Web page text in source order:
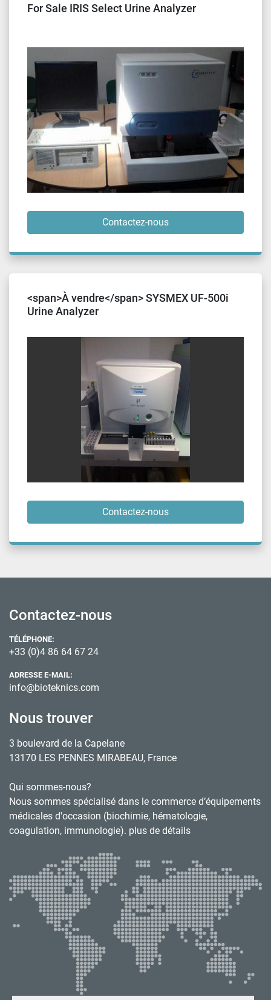
For Sale IRIS Select Urine Analyzer
Contactez-nous
<span>À vendre</span> SYSMEX UF-500i
Urine Analyzer
Contactez-nous
Contactez-nous
TÉLÉPHONE:
+33 (0)4 86 64 67 24
ADRESSE E-MAIL:
info@bioteknics.com
Nous trouver
3 boulevard de la Capelane
13170 LES PENNES MIRABEAU, France
Qui sommes-nous?
Nous sommes spécialisé dans le commerce d’équipements
médicales d'occasion (biochimie, hématologie,
coagulation, immunologie). plus de détails